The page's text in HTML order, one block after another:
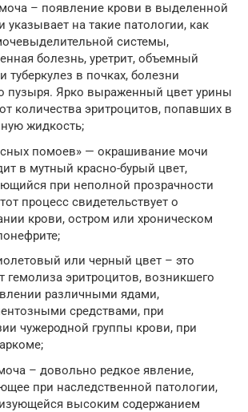
– появление крови в выделенной
указывает на такие патологии, как
системы,
болезнь, уретрит, объемный
туберкулез в почках, болезни
пузыря. Ярко выраженный цвет урины
количества эритроцитов, попавших в
жидкость;
помоев» — окрашивание мочи
в мутный красно-бурый цвет,
при неполной прозрачности
процесс свидетельствует о
крови, остром или хроническом
или черный цвет – это
гемолиза эритроцитов, возникшего
различными ядами,
средствами, при
чужеродной группы крови, при
– довольно редкое явление,
при наследственной патологии,
высоким содержанием